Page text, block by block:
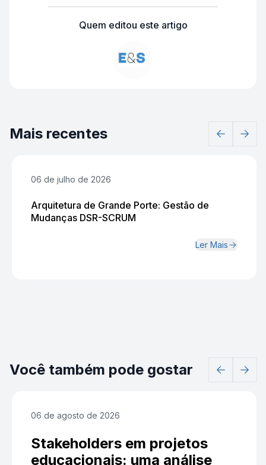
Quem editou este artigo
Mais recentes
06 de julho de 2026
Arquitetura de Grande Porte: Gestão de
Mudanças DSR-SCRUM
Ler Mais
Você também pode gostar
06 de agosto de 2026
Stakeholders em projetos
educacionais: uma análise